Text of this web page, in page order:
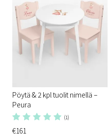
Pöytä & 2 kpl tuolit nimellä –
Peura
(1)
€161